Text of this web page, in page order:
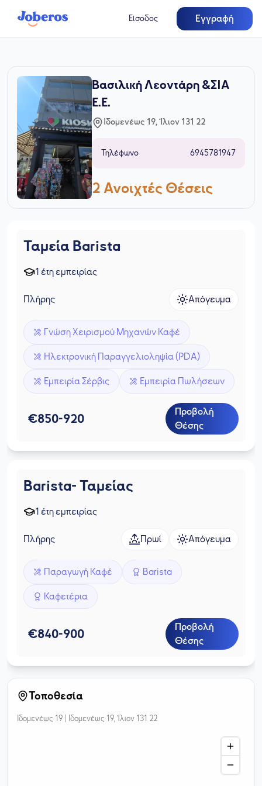
Είσοδος Εγγραφή
Βασιλική Λεοντάρη &ΣΙΑ
Ε.Ε.
Ιδομενέως 19, Ίλιον 131 22
Τηλέφωνο 6945781947
2 Ανοιχτές Θέσεις
Ταμεία Barista
1 έτη εμπειρίας
Πλήρης Απόγευμα
Γνώση Χειρισμού Μηχανών Καφέ
Ηλεκτρονική Παραγγελιοληψία (PDA)
Εμπειρία Σέρβις Εμπειρία Πωλήσεων
€850-920
Προβολή
Θέσης
Barista- Ταμείας
1 έτη εμπειρίας
Πλήρης Πρωί Απόγευμα
Παραγωγή Καφέ Barista
Καφετέρια
€840-900
Προβολή
Θέσης
Τοποθεσία
Ιδομενέως 19 | Ιδομενέως 19, Ίλιον 131 22